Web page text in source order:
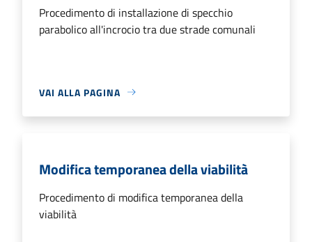
Procedimento di installazione di specchio
parabolico all'incrocio tra due strade comunali
VAI ALLA PAGINA
Modifica temporanea della viabilità
Procedimento di modifica temporanea della
viabilità